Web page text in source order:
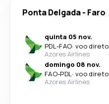
Ponta Delgada- Faro
quinta 05 nov.
PDL-FAO· voo direto
Azores Airlines
domingo 08 nov.
FAO-PDL· voo direto
Azores Airlines